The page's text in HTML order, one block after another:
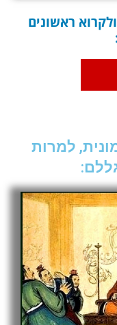
ראשונים
למרות